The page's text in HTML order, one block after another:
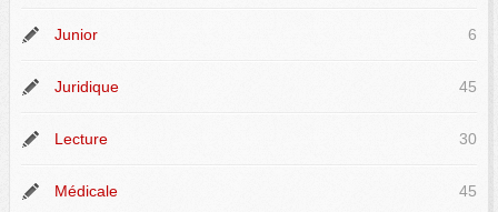
Junior 6
Juridique 45
Lecture 30
Médicale 45